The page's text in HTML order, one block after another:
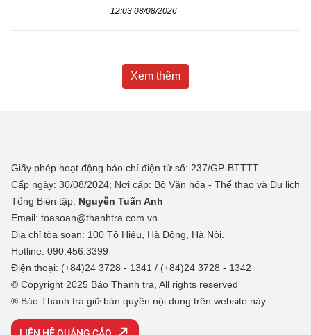
12:03 08/08/2026
Xem thêm
Giấy phép hoạt động báo chí điện tử số: 237/GP-BTTTT
Cấp ngày: 30/08/2024; Nơi cấp: Bộ Văn hóa - Thể thao và Du lịch
Tổng Biên tập: Nguyễn Tuấn Anh
Email: toasoan@thanhtra.com.vn
Địa chỉ tòa soạn: 100 Tô Hiệu, Hà Đông, Hà Nội.
Hotline: 090.456.3399
Điện thoại: (+84)24 3728 - 1341 / (+84)24 3728 - 1342
© Copyright 2025 Báo Thanh tra, All rights reserved
® Báo Thanh tra giữ bản quyền nội dung trên website này